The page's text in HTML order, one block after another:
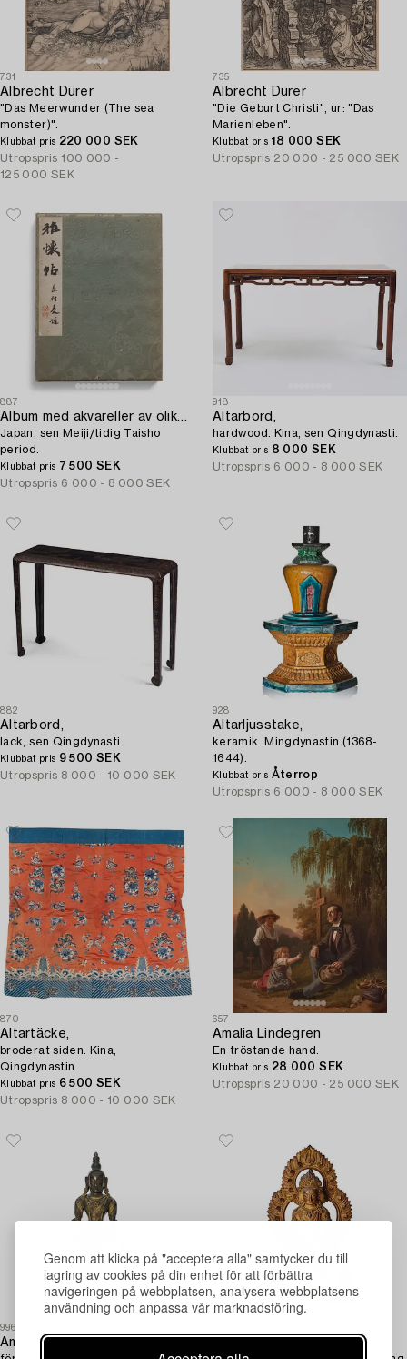
Genom att klicka på "acceptera alla" samtycker du till
lagring av cookies på din enhet för att förbättra
navigeringen på webbplatsen, analysera webbplatsens
användning och anpassa vår marknadsföring.
731
Albrecht Dürer
"Das Meerwunder (The sea
monster)".
Klubbat pris 220 000 SEK
Utropspris 100 000 -
125 000 SEK
735
Albrecht Dürer
"Die Geburt Christi", ur: "Das
Marienleben".
Klubbat pris 18 000 SEK
Utropspris 20 000 - 25 000 SEK
887
Album med akvareller av olika konstnärer,
Japan, sen Meiji/tidig Taisho
period.
Klubbat pris 7 500 SEK
Utropspris 6 000 - 8 000 SEK
918
Altarbord,
hardwood. Kina, sen Qingdynasti.
Klubbat pris 8 000 SEK
Utropspris 6 000 - 8 000 SEK
882
Altarbord,
lack, sen Qingdynasti.
Klubbat pris 9 500 SEK
Utropspris 8 000 - 10 000 SEK
928
Altarljusstake,
keramik. Mingdynastin (1368-
1644).
Klubbat pris Återrop
Utropspris 6 000 - 8 000 SEK
870
Altartäcke,
broderat siden. Kina,
Qingdynastin.
Klubbat pris 6 500 SEK
Utropspris 8 000 - 10 000 SEK
657
Amalia Lindegren
En tröstande hand.
Klubbat pris 28 000 SEK
Utropspris 20 000 - 25 000 SEK
996
Amitayus,